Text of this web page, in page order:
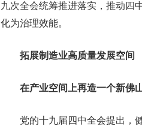
九次全会统筹推进落实，推动四
化为治理效能。
拓展制造业高质量发展空间
在产业空间上再造一个新佛
党的十九届四中全会提出，健